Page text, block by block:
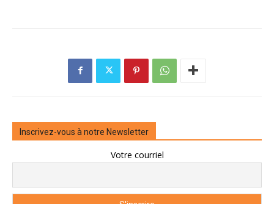
Inscrivez-vous à notre Newsletter
Votre courriel